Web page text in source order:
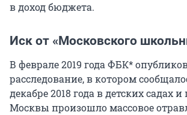
в доход бюджета.
Иск от «Московского
В феврале 2019 года ФБК*
расследование, в котором
декабре 2018 года в детских садах
Москвы произошло массовое